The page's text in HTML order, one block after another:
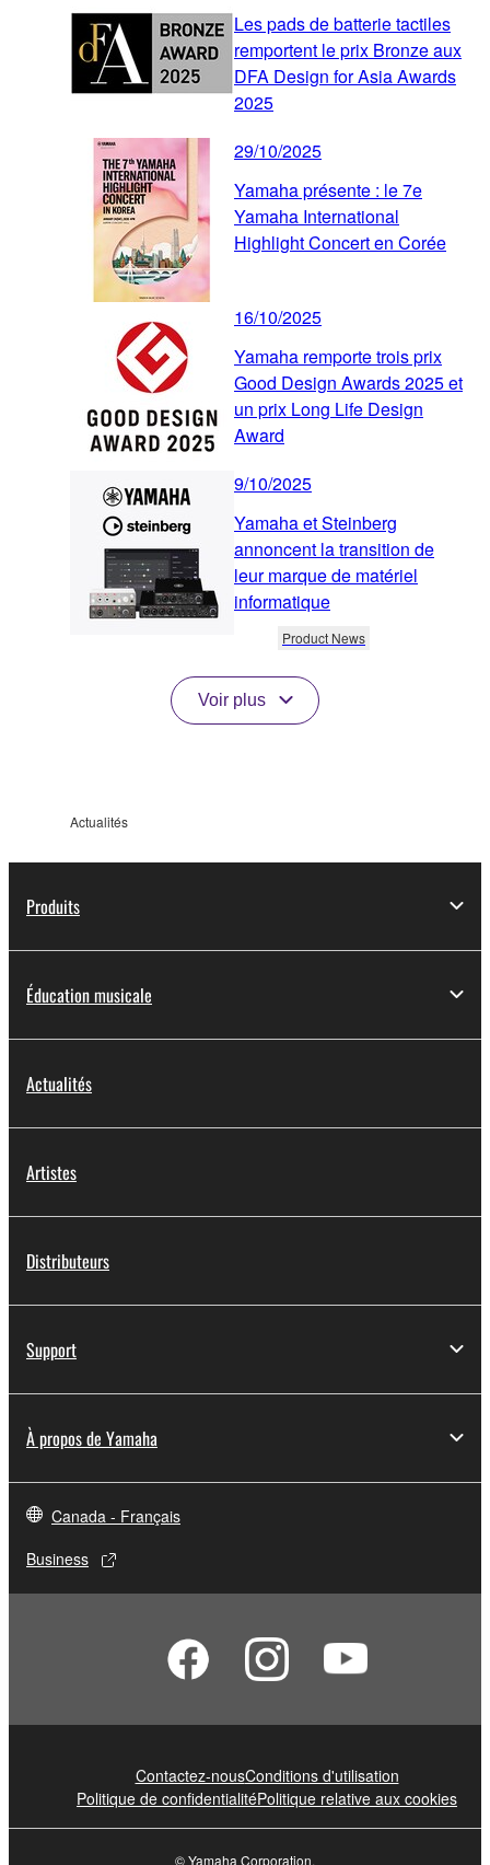
Les pads de batterie tactiles
remportent le prix Bronze aux
DFA Design for Asia Awards
2025
29/10/2025
Yamaha présente : le 7e
Yamaha International
Highlight Concert en Corée
16/10/2025
Yamaha remporte trois prix
Good Design Awards 2025 et
un prix Long Life Design
Award
9/10/2025
Yamaha et Steinberg
annoncent la transition de
leur marque de matériel
informatique
Product News
Voir plus
Actualités
Produits
Éducation musicale
Actualités
Artistes
Distributeurs
Support
À propos de Yamaha
Canada - Français
Business
Contactez-nousConditions d'utilisation
Politique de confidentialitéPolitique relative aux cookies
© Yamaha Corporation.